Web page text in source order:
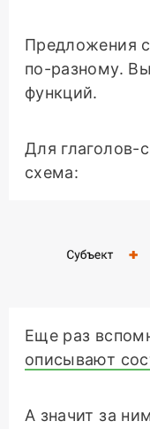
Предложения
по-разному.
функций.
Для глаголов-
схема:
Еще раз
описывают
А значит за